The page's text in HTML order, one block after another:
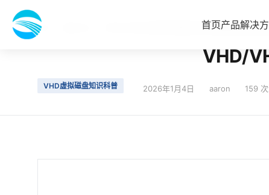
首页产品解决
首页 VHD/VHDX文件损坏原因分析与数据恢复步骤
VHD/
VHD虚拟磁盘知识科普 2026年1月4日 aaron 159